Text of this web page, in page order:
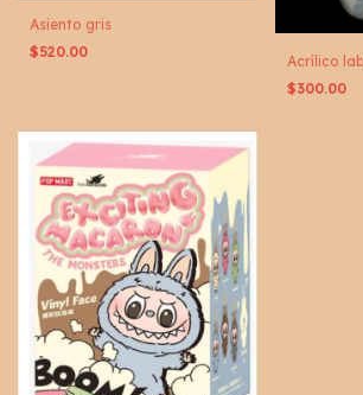
Asiento gris
$520.00
Acrílico
$300.00